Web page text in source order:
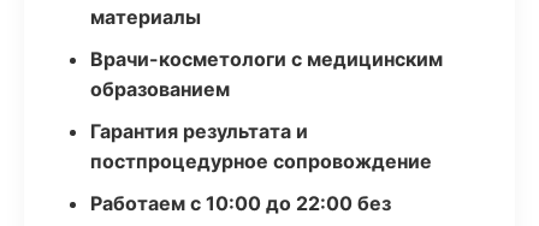
материалы
Врачи-косметологи с медицинским
образованием
Гарантия результата и
постпроцедурное сопровождение
Работаем с 10:00 до 22:00 без